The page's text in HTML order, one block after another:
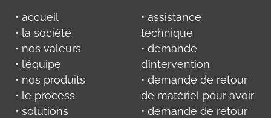
• accueil
• la société
• nos valeurs
• l’équipe
• nos produits
• le process
• solutions
• assistance
technique
• demande
d’intervention
• demande de retour
de matériel pour avoir
• demande de retour